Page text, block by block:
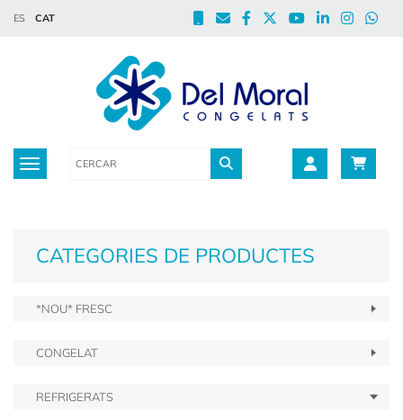
ES CAT
Toggle navigation
CATEGORIES DE PRODUCTES
*NOU* FRESC
CONGELAT
REFRIGERATS